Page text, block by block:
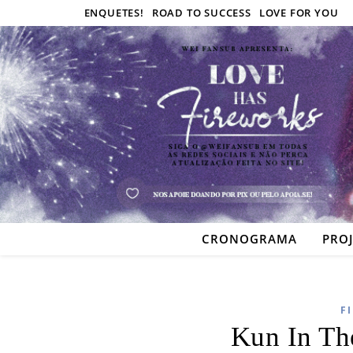
ENQUETES! ROAD TO SUCCESS LOVE FOR YOU
CRONOGRAMA
Kun In